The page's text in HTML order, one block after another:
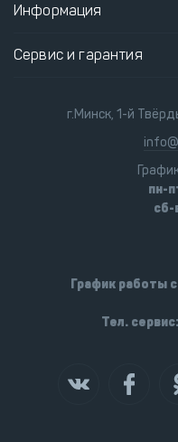
Информация
Сервис и гарантия
г.Минск, 1-й
пн-
сб-
График работы
Тел. сервис: